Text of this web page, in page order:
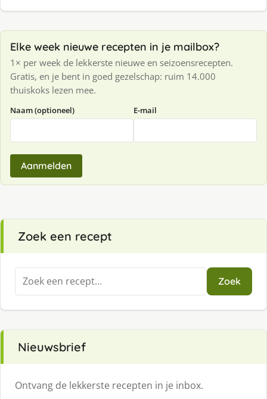
Elke week nieuwe recepten in je mailbox?
1× per week de lekkerste nieuwe en seizoensrecepten.
Gratis, en je bent in goed gezelschap: ruim 14.000
thuiskoks lezen mee.
Naam (optioneel) E-mail
Aanmelden
Zoek een recept
Zoeken
naar:
Zoek
Nieuwsbrief
Ontvang de lekkerste recepten in je inbox.